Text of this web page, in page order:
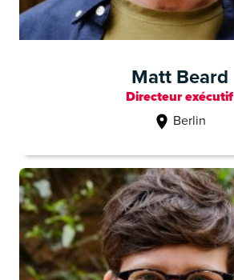
Matt Beard
Directeur exécutif
Berlin